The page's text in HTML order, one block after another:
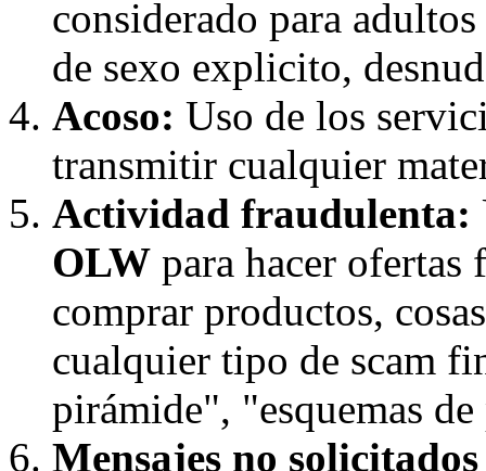
considerado para
de sexo explicito,
Acoso: Uso de los
transmitir cualquier
Actividad fraudulenta:
OLW para hacer ofertas
comprar productos,
cualquier tipo de scam
pirámide", "esquemas
Mensajes no